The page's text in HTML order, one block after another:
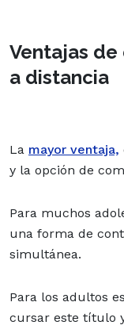
Ventajas
a distancia
La mayor ventaja,
y la opción de
Para muchos
una forma de
simultánea.
Para los adultos
cursar este título